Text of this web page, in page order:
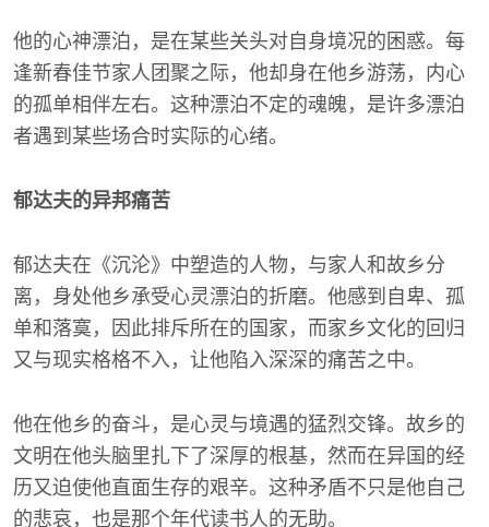
他的心神漂泊，是在某些关头对自身境况的困惑。每
逢新春佳节家人团聚之际，他却身在他乡游荡，内心
的孤单相伴左右。这种漂泊不定的魂魄，是许多漂泊
者遇到某些场合时实际的心绪。
郁达夫的异邦痛苦
郁达夫在《沉沦》中塑造的人物，与家人和故乡分
离，身处他乡承受心灵漂泊的折磨。他感到自卑、孤
单和落寞，因此排斥所在的国家，而家乡文化的回归
又与现实格格不入，让他陷入深深的痛苦之中。
他在他乡的奋斗，是心灵与境遇的猛烈交锋。故乡的
文明在他头脑里扎下了深厚的根基，然而在异国的经
历又迫使他直面生存的艰辛。这种矛盾不只是他自己
的悲哀，也是那个年代读书人的无助。